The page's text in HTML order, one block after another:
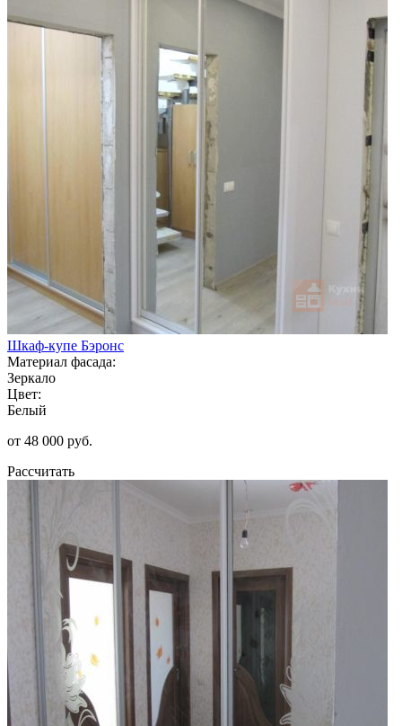
Шкаф-купе Бэронс
Материал фасада:
Зеркало
Цвет:
Белый
от 48 000 руб.
Рассчитать